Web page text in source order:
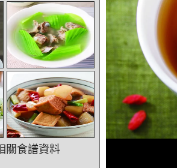
關食譜資料